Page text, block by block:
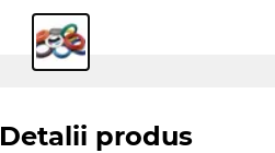
Detalii produs